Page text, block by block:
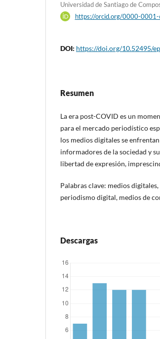
Universidad de Santiago de
https://orcid.org/0000-
DOI: https://doi.org/10.52495/
Resumen
La era post-COVID es un
para el mercado periodístico
los medios digitales se
informadores de la sociedad y
libertad de expresión,
Palabras clave: medios
periodismo digital, medios de
Descargas